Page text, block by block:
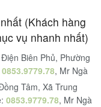
(Khách hàng
vụ nhanh nhất)
Biên Phủ, Phường
0853.9779.78, Mr Ngà
Tâm, Xã Trung
0853.9779.78, Mr Ngà